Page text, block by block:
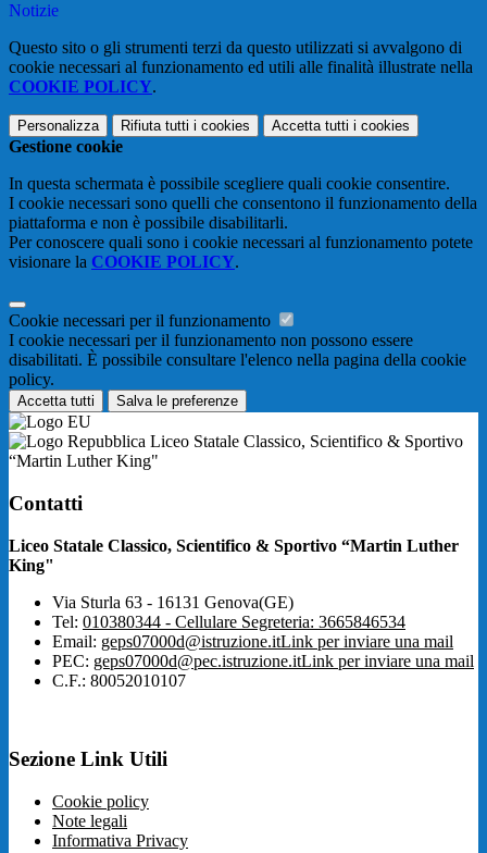
Notizie
Questo sito o gli strumenti terzi da questo utilizzati si avvalgono di
cookie necessari al funzionamento ed utili alle finalità illustrate nella
COOKIE POLICY.
Personalizza Rifiuta tutti i cookies Accetta tutti i cookies
Gestione cookie
In questa schermata è possibile scegliere quali cookie consentire.
I cookie necessari sono quelli che consentono il funzionamento della
piattaforma e non è possibile disabilitarli.
Per conoscere quali sono i cookie necessari al funzionamento potete
visionare la COOKIE POLICY.
Cookie necessari per il funzionamento
I cookie necessari per il funzionamento non possono essere
disabilitati. È possibile consultare l'elenco nella pagina della cookie
policy.
Accetta tutti Salva le preferenze
Liceo Statale Classico, Scientifico & Sportivo
“Martin Luther King"
Contatti
Liceo Statale Classico, Scientifico & Sportivo “Martin Luther
King"
Via Sturla 63 - 16131 Genova(GE)
Tel: 010380344 - Cellulare Segreteria: 3665846534
Email: geps07000d@istruzione.itLink per inviare una mail
PEC: geps07000d@pec.istruzione.itLink per inviare una mail
C.F.: 80052010107
Sezione Link Utili
Cookie policy
Note legali
Informativa Privacy